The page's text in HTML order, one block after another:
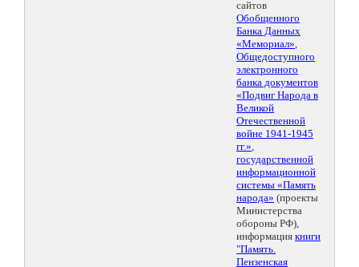
сайтов
Обобщенного
Банка Данных
«Мемориал»,
Общедоступного
электронного
банка документов
«Подвиг Народа в
Великой
Отечественной
войне 1941-1945
гг.»,
государственной
информационной
системы «Память
народа» (проекты
Министерства
обороны РФ),
информация книги
"Память.
Пензенская